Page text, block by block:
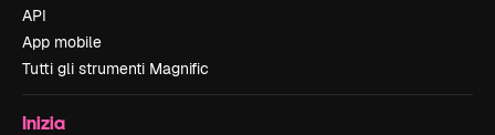
API
App mobile
Tutti gli strumenti Magnific
Inizia